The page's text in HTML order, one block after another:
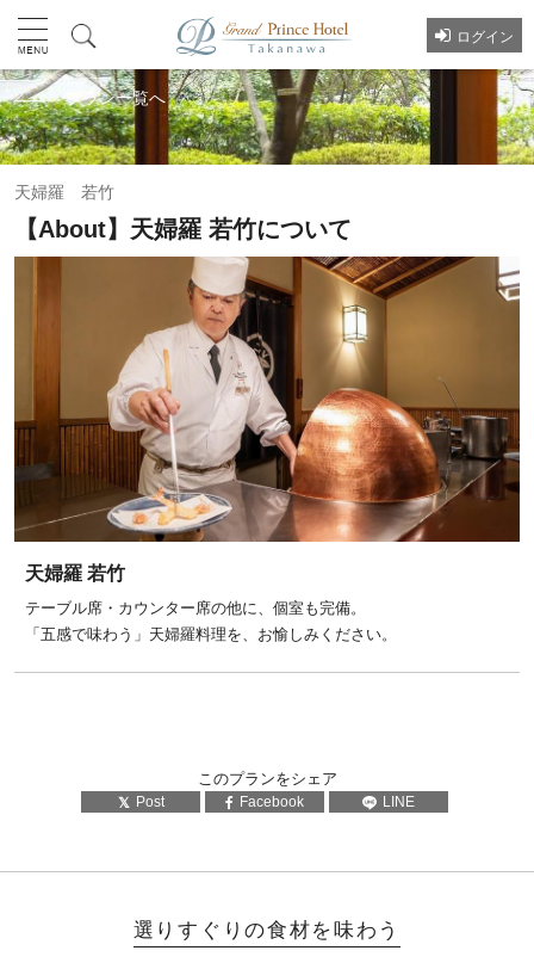
ログイン
プラン一覧へ
天婦羅 若竹
【About】天婦羅 若竹について
天婦羅 若竹
テーブル席・カウンター席の他に、個室も完備。
「五感で味わう」天婦羅料理を、お愉しみください。
このプランをシェア
Post Facebook LINE
選りすぐりの食材を味わう